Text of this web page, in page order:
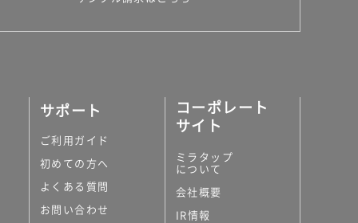
サポート
ご利用ガイド
初めての方へ
よくある質問
お問い合わせ
コーポレート
サイト
ミラタップ
について
会社概要
IR情報